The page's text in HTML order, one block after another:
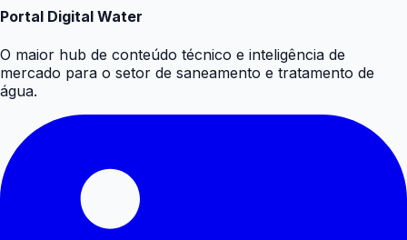
Portal Digital Water
O maior hub de conteúdo técnico e inteligência de
mercado para o setor de saneamento e tratamento de
água.